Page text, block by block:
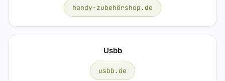
handy-zubehörshop.de
Usbb
usbb.de